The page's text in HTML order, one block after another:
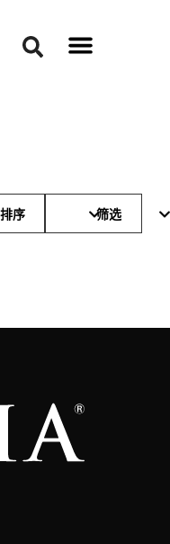
排序 筛选